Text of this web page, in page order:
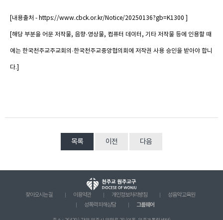
[내용출처 - https://www.cbck.or.kr/Notice/20250136?gb=K1300 ]
[해당 부분을 어문 저작물, 음향·영상물, 컴퓨터 데이터, 기타 저작물 등에 인용할 때
에는 한국천주교주교회의·한국천주교중앙협의회에 저작권 사용 승인을 받아야 합니
다.]
목록 이전 다음
찾아오시는 길 이용약관 개인정보처리방침
성음악 교육원
성폭력 피해상담
그룹웨어